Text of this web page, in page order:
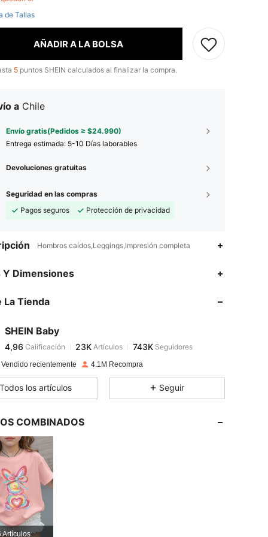
de Tallas
AÑADIR A LA BOLSA
5 puntos SHEIN calculados al finalizar la compra.
a Chile
Envío gratis(Pedidos ≥ $24.990)
Entrega estimada: 5-10 Días laborables
Devoluciones gratuitas
Seguridad en las compras
Pagos seguros
Protección de privacidad
Hombros caídos,Leggings,Impresión completa
Y Dimensiones
La Tienda
SHEIN Baby
4,96
4,96 Calificación
y***apagó Hace 1 día
4,96
4,96
4,96
recientemente 4.1M Recompra
Todos los artículos Seguir
COMBINADOS
Artículos